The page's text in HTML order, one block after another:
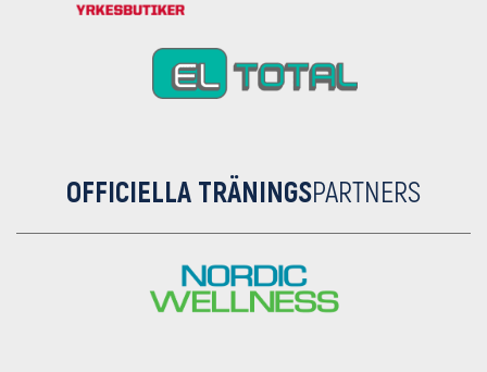
OFFICIELLA TRÄNINGSPARTNERS